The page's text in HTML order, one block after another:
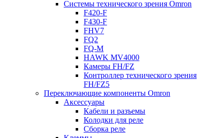
Системы технического зрения Omron
F420-F
F430-F
FHV7
FQ2
FQ-M
HAWK MV4000
Камеры FH/FZ
Контроллер технического зрения
FH/FZ5
Переключающие компоненты Omron
Аксессуары
Кабели и разъемы
Колодки для реле
Сборка реле